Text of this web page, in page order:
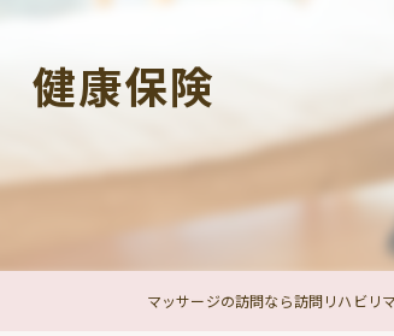
健康保険
マッサージの訪問なら訪問リハビ